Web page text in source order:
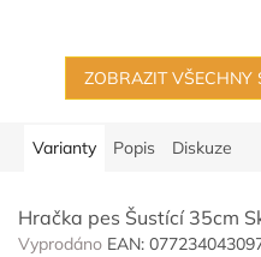
ZOBRAZIT VŠECHNY
Varianty Popis Diskuze
Hračka pes Šustící 35cm
Vyprodáno EAN: